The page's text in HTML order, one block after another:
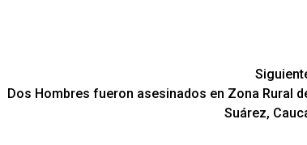
Dos Hombres fueron asesinados en Zona Rural
Suárez,